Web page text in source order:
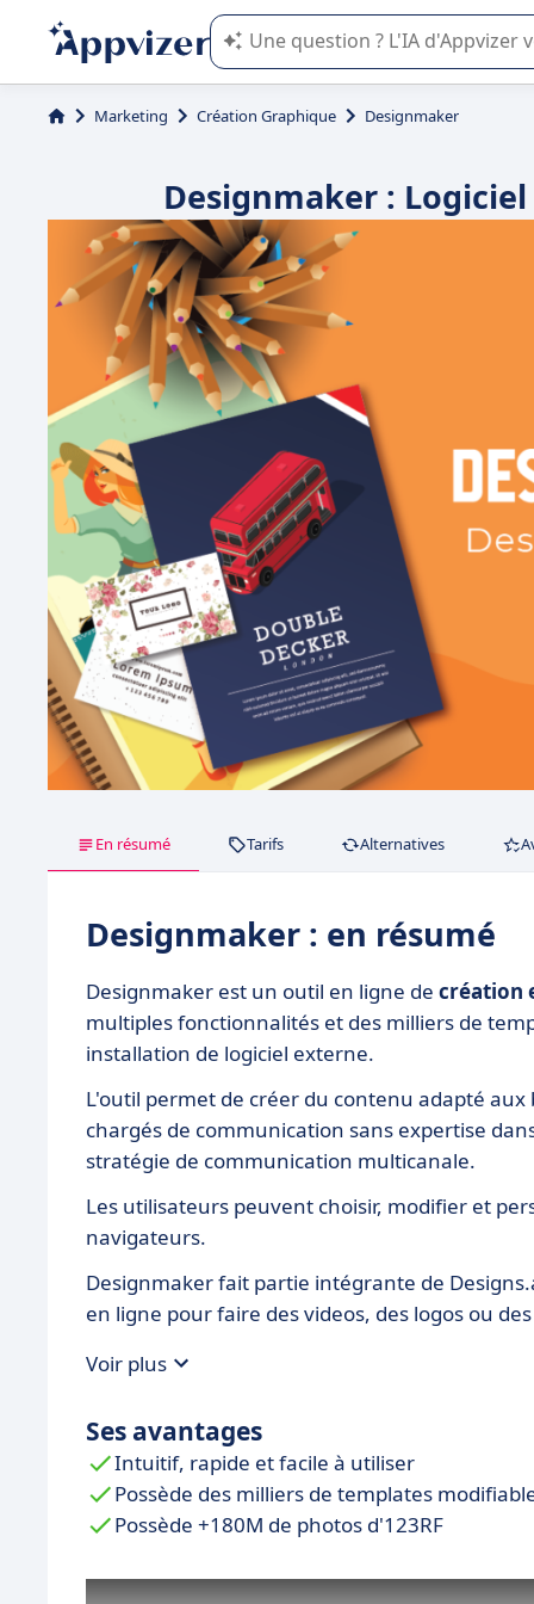
L'IA de Appvizer vous guide dans
Marketing Création Graphique Designmaker
Designmaker :
En résumé Tarifs Alternatives
Designmaker : en résumé
Designmaker est un outil en ligne de création
multiples fonctionnalités et des milliers de
installation de logiciel externe.
L'outil permet de créer du contenu adapté
chargés de communication sans expertise
stratégie de communication multicanale.
Les utilisateurs peuvent choisir, modifier et
navigateurs.
Designmaker fait partie intégrante de
en ligne pour faire des videos, des logos ou
Voir plus
Ses avantages
Intuitif, rapide et facile à utiliser
Possède des milliers de templates
Possède +180M de photos d'123RF